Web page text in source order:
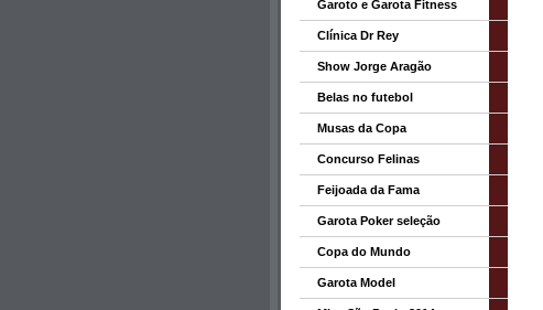
Garoto e Garota Fitness
Clínica Dr Rey
Show Jorge Aragão
Belas no futebol
Musas da Copa
Concurso Felinas
Feijoada da Fama
Garota Poker seleção
Copa do Mundo
Garota Model